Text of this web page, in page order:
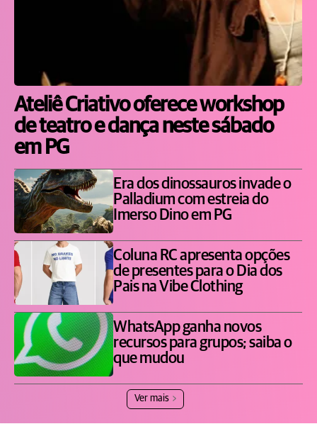
Ateliê Criativo oferece workshop
de teatro e dança neste sábado
em PG
Era dos dinossauros invade o
Palladium com estreia do
Imerso Dino em PG
Coluna RC apresenta opções
de presentes para o Dia dos
Pais na Vibe Clothing
WhatsApp ganha novos
recursos para grupos; saiba o
que mudou
Ver mais